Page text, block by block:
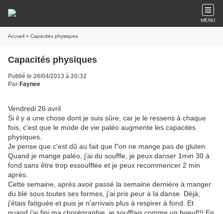
MENU
Accueil » Capacités physiques
Capacités physiques
Publié le 26/04/2013 à 20:32
Par Faynee
Vendredi 26 avril
Si il y a une chose dont je suis sûre, car je le ressens à chaque
fois, c'est que le mode de vie paléo augmente les capacités
physiques.
Je pense que c'est dû au fait que l"on ne mange pas de gluten.
Quand je mange paléo, j'ai du souffle, je peux danser 1min 30 à
fond sans être trop essoufflée et je peux recommencer 2 min
après.
Cette semaine, après avoir passé la semaine dernière à manger
du blé sous toutes ses formes, j'ai pris peur à la danse. Déjà,
j'étais fatiguée et puis je n'arrivais plus à respirer à fond. Et